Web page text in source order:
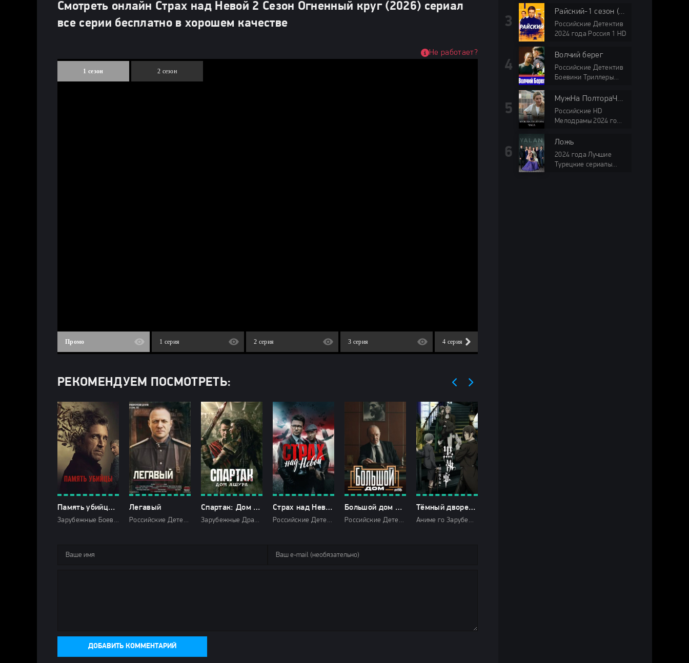
Смотреть онлайн Страх над Невой 2 Сезон Огненный круг (2026) сериал
все серии бесплатно в хорошем качестве
1 сезон 2 сезон
Промо 1 серия 2 серия 3 серия 4 серия
Не работает?
РЕКОМЕНДУЕМ ПОСМОТРЕТЬ:
Память убийцы (2026)
Зарубежные Боевики Драмы Криминал Триллеры Зарубежные сериалы 2026 Фильмы 2026 HD
Легавый
Российские Детектив 2012 НТВ HD про ментов про полицию (милицию) Мужские сериалы про советское время и эпоху СССР Про воров
Спартак: Дом Ашура 1 сезон
Зарубежные Драмы История Зарубежные сериалы 2025 HD
Страх над Невой (2024)
Российские Детектив Триллеры 2023 2024 года НТВ HD
Большой дом 1 сезон (2023)
Российские Детектив История 2023 Первый канал
Тёмный дворецкий: Зелёная ведьма
Аниме го Зарубежные Фентези Детектив Боевики HD
ДОБАВИТЬ КОММЕНТАРИЙ
Райский-1 сезон (2024)
Российские Детектив
2024 года Россия 1 HD
Волчий берег
Российские Детектив
Боевики Триллеры
МужНа ПолтораЧаса (2024)
Российские HD
Мелодрамы 2024 года
1
Ложь
2024 года Лучшие
Турецкие сериалы